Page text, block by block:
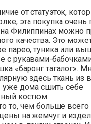
от статуэток,
эта покупка очень
Филиппинах можно
качества. Это
парео, туника или
с рукавами-
«баронг тагалог».
здесь ткань из
уже дома сшить себе
костюм.
то, чем больше всего
на жемчуг и